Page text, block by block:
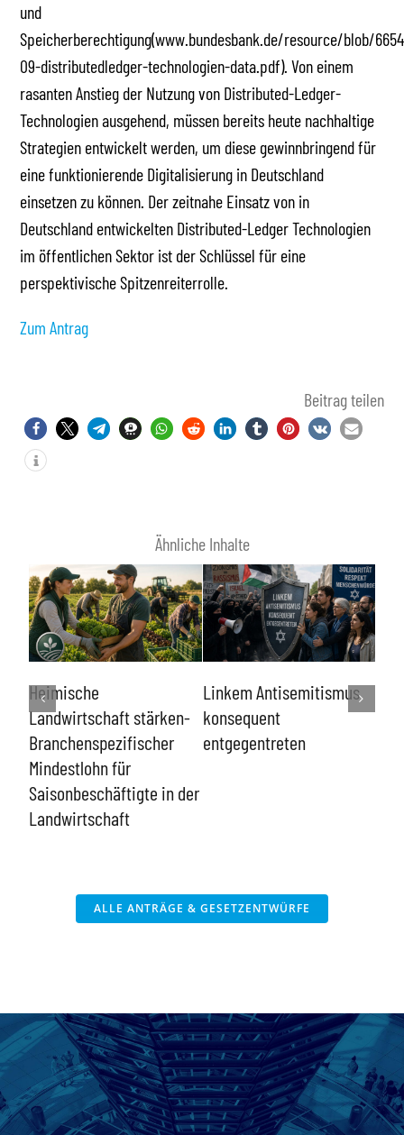
und
Speicherberechtigung(www.bundesbank.de/resource/blob/
09-distributedledger-technologien-data.pdf). Von einem
rasanten Anstieg der Nutzung von Distributed-Ledger-
Technologien ausgehend, müssen bereits heute nachhaltige
Strategien entwickelt werden, um diese gewinnbringend für
eine funktionierende Digitalisierung in Deutschland
einsetzen zu können. Der zeitnahe Einsatz von in
Deutschland entwickelten Distributed-Ledger Technologien
im öffentlichen Sektor ist der Schlüssel für eine
perspektivische Spitzenreiterrolle.
Zum Antrag
Beitrag teilen
Ähnliche Inhalte
Heimische
Landwirtschaft stärken-
Branchenspezifischer
Mindestlohn für
Saisonbeschäftigte in der
Landwirtschaft
Linkem Antisemitismus
konsequent
entgegentreten
ALLE ANTRÄGE & GESETZENTWÜRFE